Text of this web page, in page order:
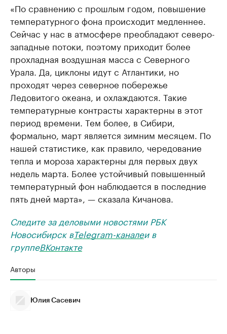
«По сравнению с прошлым годом, повышение
температурного фона происходит медленнее.
Сейчас у нас в атмосфере преобладают северо-
западные потоки, поэтому приходит более
прохладная воздушная масса с Северного
Урала. Да, циклоны идут с Атлантики, но
проходят через северное побережье
Ледовитого океана, и охлаждаются. Такие
температурные контрасты характерны в этот
период времени. Тем более, в Сибири,
формально, март является зимним месяцем. По
нашей статистике, как правило, чередование
тепла и мороза характерны для первых двух
недель марта. Более устойчивый повышенный
температурный фон наблюдается в последние
пять дней марта», — сказала Кичанова.
Следите за деловыми новостями РБК
Новосибирск вTelegram-каналеи в
группеВКонтакте
Авторы
Юлия Сасевич